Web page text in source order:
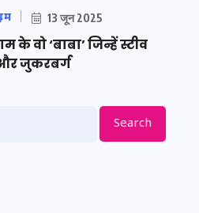
13 जून 2025
के वो ‘बाबा’ जिन्हें स्टीव
जुकरबर्ग
Search